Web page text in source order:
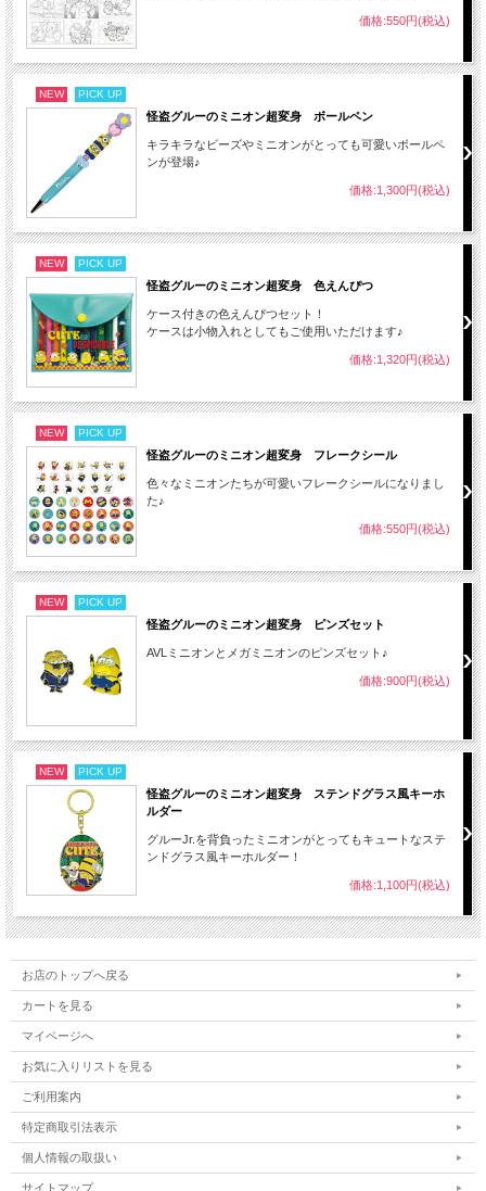
価格:550円(税込)
NEW PICK UP
怪盗グルーのミニオン超変身 ボールペン
キラキラなビーズやミニオンがとっても可愛いボールペ
ンが登場♪
価格:1,300円(税込)
NEW PICK UP
怪盗グルーのミニオン超変身 色えんぴつ
ケース付きの色えんぴつセット！
ケースは小物入れとしてもご使用いただけます♪
価格:1,320円(税込)
NEW PICK UP
怪盗グルーのミニオン超変身 フレークシール
色々なミニオンたちが可愛いフレークシールになりまし
た♪
価格:550円(税込)
NEW PICK UP
怪盗グルーのミニオン超変身 ピンズセット
AVLミニオンとメガミニオンのピンズセット♪
価格:900円(税込)
NEW PICK UP
怪盗グルーのミニオン超変身 ステンドグラス風キーホ
ルダー
グルーJr.を背負ったミニオンがとってもキュートなステ
ンドグラス風キーホルダー！
価格:1,100円(税込)
お店のトップへ戻る
カートを見る
マイページへ
お気に入りリストを見る
ご利用案内
特定商取引法表示
個人情報の取扱い
サイトマップ